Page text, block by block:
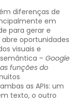
diferenças de
em
para gerar e
oportunidades
visuais e
– Google
funções do
as APIs: um
texto, o outro